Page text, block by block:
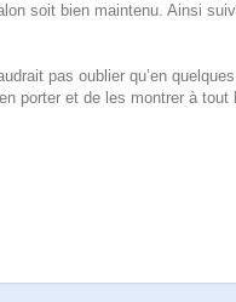
soit bien maintenu. Ainsi
pas oublier qu’en
porter et de les montrer à tout